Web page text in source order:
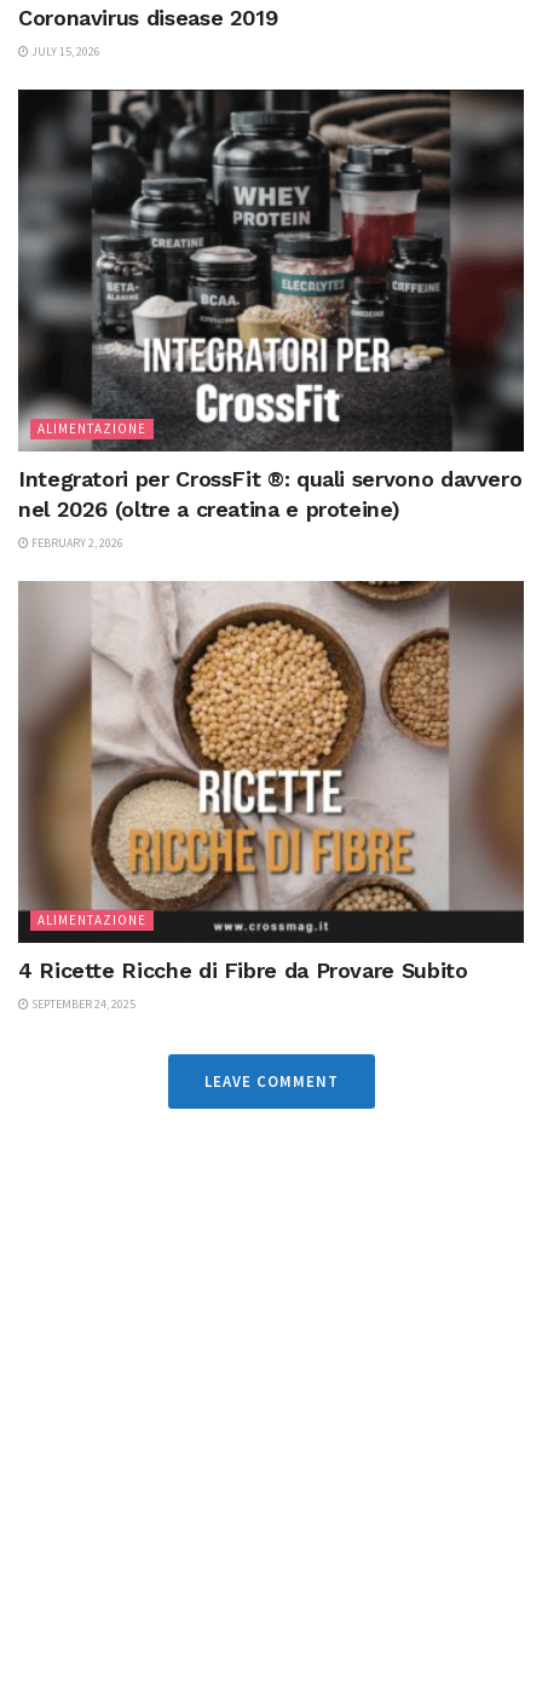
Coronavirus disease 2019
JULY 15, 2026
ALIMENTAZIONE
Integratori per CrossFit ®: quali servono davvero
nel 2026 (oltre a creatina e proteine)
FEBRUARY 2, 2026
ALIMENTAZIONE
4 Ricette Ricche di Fibre da Provare Subito
SEPTEMBER 24, 2025
LEAVE COMMENT